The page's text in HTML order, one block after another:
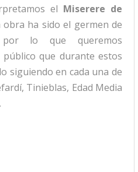
el Miserere de
obra ha sido el germen de
por lo que queremos
que durante estos
siguiendo en cada una de
Tinieblas, Edad Media